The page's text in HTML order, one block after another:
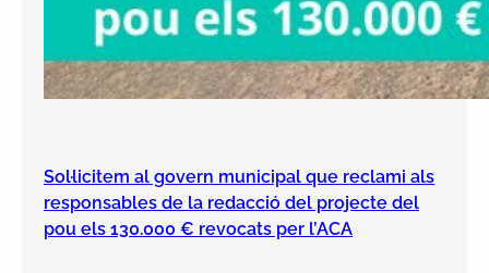
Sol·licitem al govern municipal que reclami als
responsables de la redacció del projecte del
pou els 130.000 € revocats per l’ACA